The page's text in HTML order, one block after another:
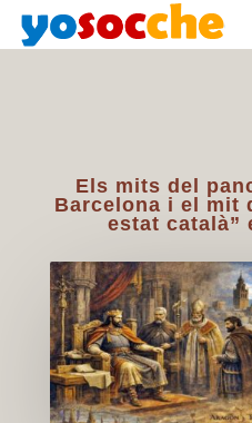
Els mits del
Barcelona i el mit
estat català”